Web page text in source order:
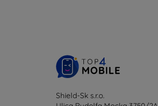
Shield-Sk s.r.o.